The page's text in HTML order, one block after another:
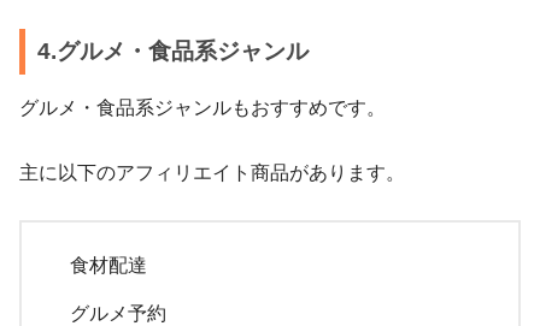
4.グルメ・食品系ジャンル
グルメ・食品系ジャンルもおすすめです。
主に以下のアフィリエイト商品があります。
食材配達
グルメ予約